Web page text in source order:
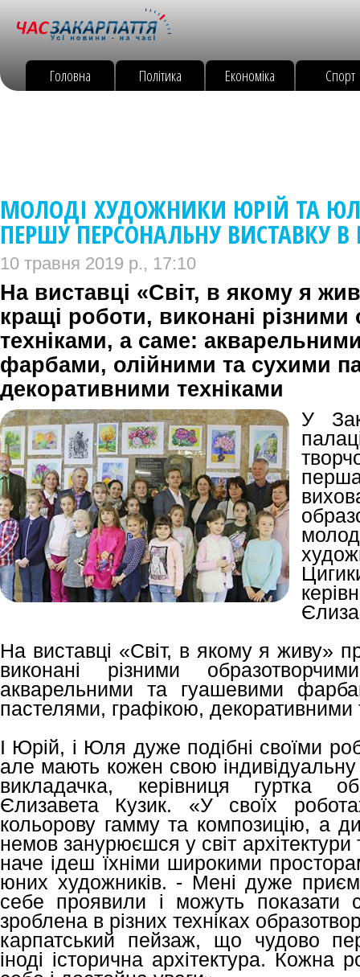
Головна Політика Економіка Спорт
МОЛОДІ ХУДОЖНИКИ ЮРІЙ ТА
ПЕРШУ ПЕРСОНАЛЬНУ ВИСТАВКУ
10 травня 2019 р., 17:10
На виставці «Світ, в якому я
кращі роботи, виконані
техніками, а саме:
фарбами, олійними та сухими
декоративними техніками
У
На виставці «Світ, в якому я живу»
виконані різними
акварельними та гуашевими
пастелями, графікою, декоративними
І Юрій, і Юля дуже подібні своїми
але мають кожен свою
викладачка, керівниця гуртка
Єлизавета Кузик. «У своїх
кольорову гамму та композицію, а
немов занурюєшся у світ архітектури
наче ідеш їхніми широкими
юних художників. - Мені дуже
себе проявили і можуть показати
зроблена в різних техніках
карпатський пейзаж, що чудово
іноді історична архітектура.